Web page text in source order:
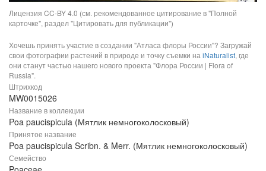
Лицензия CC-BY 4.0 (см. рекомендованное цитирование в "Полной
карточке", раздел "Цитировать для публикации")
Хочешь принять участие в создании "Атласа флоры России"? Загружай
свои фотографии растений в природе и точку съемки на iNaturalist, где
они станут частью нашего нового проекта "Флора России | Flora of
Russia".
Штрихкод
MW0015026
Название в коллекции
Poa paucispicula (Мятлик немногоколосковый)
Принятое название
Poa paucispicula Scribn. & Merr. (Мятлик немногоколосковый)
Семейство